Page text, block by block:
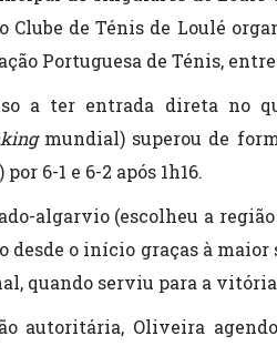
Clube de Ténis de Loulé
Portuguesa de Ténis,
a ter entrada direta no
mundial) superou de
por 6-1 e 6-2 após 1h16.
algarvio (escolheu a
desde o início graças à
quando serviu para a
autoritária, Oliveira